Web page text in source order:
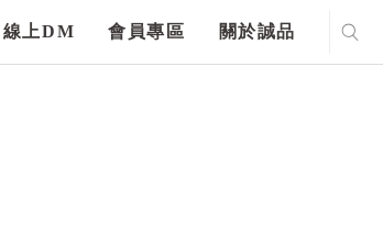
線上DM 會員專區 關於誠品